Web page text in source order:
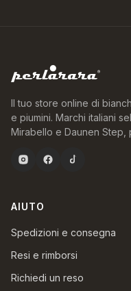
Il tuo store online di
e piumini. Marchi italiani
Mirabello e Daunen Step,
AIUTO
Spedizioni e consegna
Resi e rimborsi
Richiedi un reso